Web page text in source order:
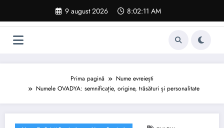
conținut
9 august 2026 8:02:12 AM
Prima pagină
Nume evreiești
Numele OVADYA: semnificație, origine, trăsături și personalitate